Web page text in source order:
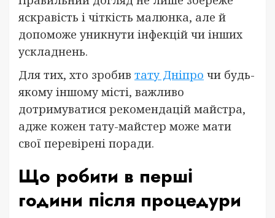
яскравість і чіткість малюнка, але й
допоможе уникнути інфекцій чи інших
ускладнень.
Для тих, хто зробив тату Дніпро чи будь-
якому іншому місті, важливо
дотримуватися рекомендацій майстра,
адже кожен тату-майстер може мати
свої перевірені поради.
Що робити в перші
години після процедури